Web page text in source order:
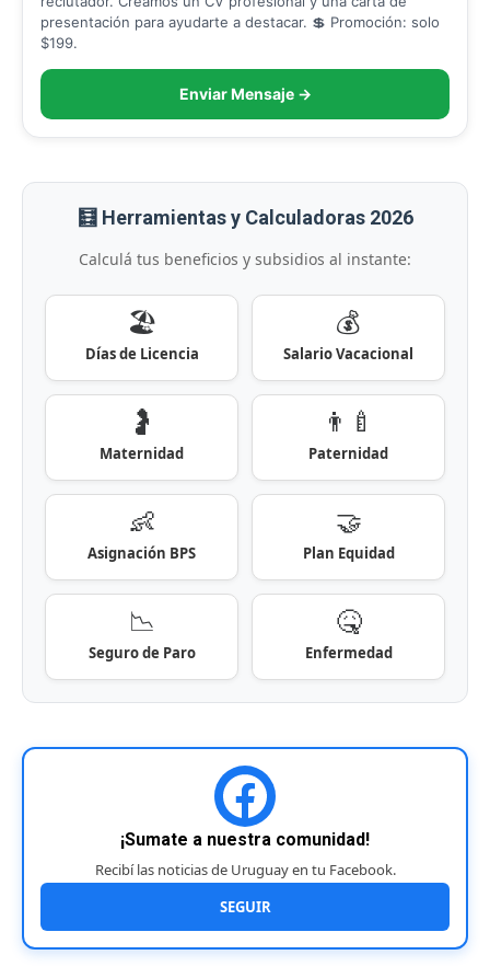
presentación para ayudarte a destacar. 💲 Promoción: solo
$199.
Enviar Mensaje →
🧮 Herramientas y Calculadoras 2026
Calculá tus beneficios y subsidios al instante:
🏖️
Días de Licencia
💰
Salario Vacacional
🤰
Maternidad
👨‍🍼
Paternidad
👶
Asignación BPS
🤝
Plan Equidad
📉
Seguro de Paro
🤒
Enfermedad
¡Sumate a nuestra comunidad!
Recibí las noticias de Uruguay en tu Facebook.
SEGUIR